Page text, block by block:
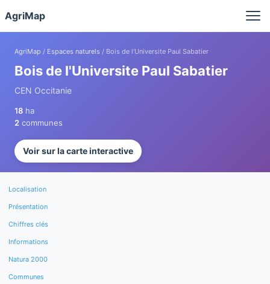
AgriMap
AgriMap / Espaces naturels / Bois de l'Universite Paul Sabatier
Bois de l'Universite Paul Sabatier
CEN Occitanie
18 ha
2 communes
Voir sur la carte interactive
Localisation
Présentation
Chiffres clés
Informations
Natura 2000
Communes